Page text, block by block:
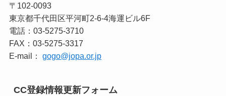
〒102-0093
東京都千代田区平河町2-6-4海運ビル6F
電話：03-5275-3710
FAX：03-5275-3317
E-mail： gogo@jopa.or.jp
CC登録情報更新フォーム